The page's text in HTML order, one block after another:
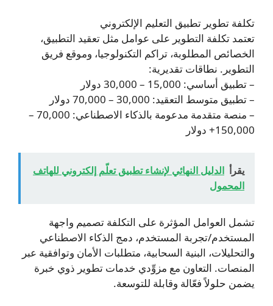
تكلفة تطوير تطبيق التعليم الإلكتروني
تعتمد تكلفة التطوير على عوامل مثل تعقيد التطبيق،
الخصائص المطلوبة، تراكم التكنولوجيا، وموقع فريق
التطوير. نطاقات تقديرية:
– تطبيق أساسي: 15,000 – 30,000 دولار
– تطبيق متوسط التعقيد: 30,000 – 70,000 دولار
– منصة متقدمة مدعومة بالذكاء الاصطناعي: 70,000 –
150,000+ دولار
يقرأ الدليل النهائي لإنشاء تطبيق تعلّم إلكتروني للهاتف
المحمول
تشمل العوامل المؤثرة على التكلفة تصميم واجهة
المستخدم/تجربة المستخدم، دمج الذكاء الاصطناعي
والتحليلات، البنية السحابية، متطلبات الأمان وتوافقية عبر
المنصات. التعاون مع مزوِّدي خدمات تطوير ذوي خبرة
يضمن حلولاً فعّالة وقابلة للتوسعة.